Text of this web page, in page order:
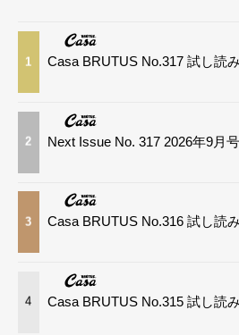
1 Casa BRUTUS No.317 試し読
2 Next Issue No. 317 2026年9月
3 Casa BRUTUS No.316 試し読
4 Casa BRUTUS No.315 試し読